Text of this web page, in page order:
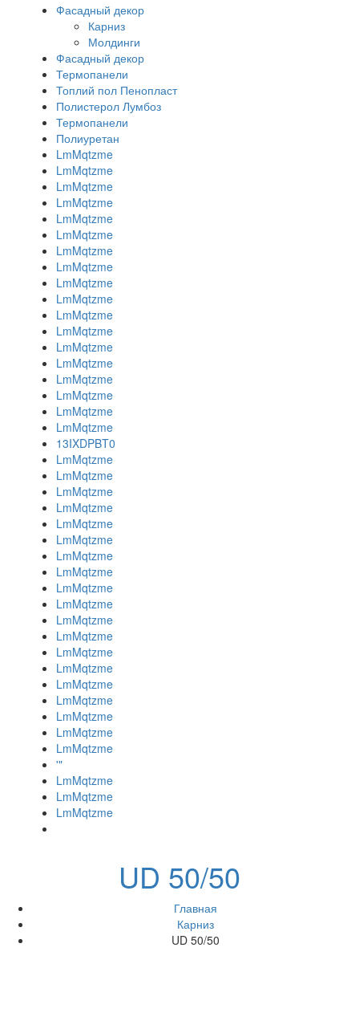
Фасадный декор
Карниз
Молдинги
Фасадный декор
Термопанели
Топлий пол Пенопласт
Полистерол Лумбоз
Термопанели
Полиуретан
LmMqtzme
LmMqtzme
LmMqtzme
LmMqtzme
LmMqtzme
LmMqtzme
LmMqtzme
LmMqtzme
LmMqtzme
LmMqtzme
LmMqtzme
LmMqtzme
LmMqtzme
LmMqtzme
LmMqtzme
LmMqtzme
LmMqtzme
LmMqtzme
13IXDPBT0
LmMqtzme
LmMqtzme
LmMqtzme
LmMqtzme
LmMqtzme
LmMqtzme
LmMqtzme
LmMqtzme
LmMqtzme
LmMqtzme
LmMqtzme
LmMqtzme
LmMqtzme
LmMqtzme
LmMqtzme
LmMqtzme
LmMqtzme
LmMqtzme
LmMqtzme
'"
LmMqtzme
LmMqtzme
LmMqtzme
UD 50/50
Главная
Карниз
UD 50/50